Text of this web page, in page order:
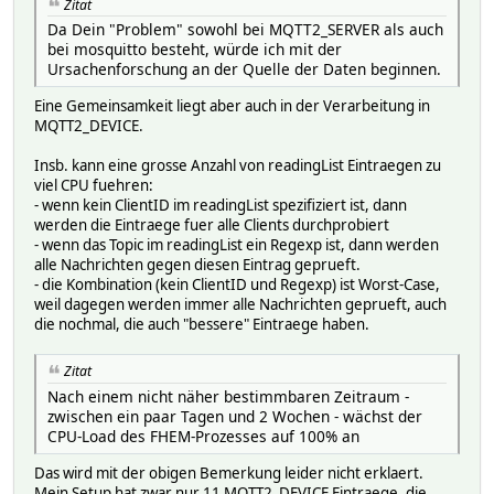
MQTTBridge:weconnect/vehicles/<VIN>/domains/
MQTTBridge:weconnect/vehicles/<VIN>/domains/
MQTTBridge:weconnect/vehicles/<VIN>/domains/
MQTTBridge:weconnect/vehicles/<VIN>/domains/automation/
MQTTBridge:weconnect/vehicles/<VIN>/domains/
MQTTBridge:weconnect/vehicles/<VIN>/domains/
MQTTBridge:weconnect/vehicles/<VIN>/domains/
MQTTBridge:weconnect/vehicles/<VIN>/domains/
MQTTBridge:weconnect/vehicles/<VIN>/domains/
MQTTBridge:weconnect/vehicles/<VIN>/domains/
MQTTBridge:weconnect/vehicles/<VIN>/domains/
MQTTBridge:weconnect/vehicles/<VIN>/domains/
MQTTBridge:weconnect/vehicles/<VIN>/domains/
MQTTBridge:weconnect/vehicles/<VIN>/domains/
MQTTBridge:weconnect/vehicles/<VIN>/domains/
MQTTBridge:weconnect/vehicles/<VIN>/domains/
MQTTBridge:weconnect/vehicles/<VIN>/domains/
MQTTBridge:weconnect/vehicles/<VIN>/domains/
MQTTBridge:weconnect/vehicles/<VIN>/domains/
MQTTBridge:weconnect/vehicles/<VIN>/domains/
MQTTBridge:weconnect/vehicles/<VIN>/domains/
MQTTBridge:weconnect/vehicles/<VIN>/domains/
MQTTBridge:weconnect/vehicles/<VIN>/domains/
MQTTBridge:weconnect/vehicles/<VIN>/domains/
Zitat
Da Dein "Problem" sowohl bei MQTT2_SERVER als auch
bei mosquitto besteht, würde ich mit der
Ursachenforschung an der Quelle der Daten beginnen.
Eine Gemeinsamkeit liegt aber auch in der Verarbeitung in
MQTT2_DEVICE.
Insb. kann eine grosse Anzahl von readingList Eintraegen zu
viel CPU fuehren:
- wenn kein ClientID im readingList spezifiziert ist, dann
werden die Eintraege fuer alle Clients durchprobiert
- wenn das Topic im readingList ein Regexp ist, dann werden
alle Nachrichten gegen diesen Eintrag geprueft.
- die Kombination (kein ClientID und Regexp) ist Worst-Case,
weil dagegen werden immer alle Nachrichten geprueft, auch
die nochmal, die auch "bessere" Eintraege haben.
Zitat
Nach einem nicht näher bestimmbaren Zeitraum -
zwischen ein paar Tagen und 2 Wochen - wächst der
CPU-Load des FHEM-Prozesses auf 100% an
Das wird mit der obigen Bemerkung leider nicht erklaert.